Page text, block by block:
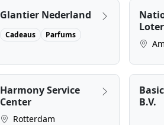
Glantier Nederland
Cadeaus Parfums
Harmony Service
Center
Rotterdam
B.V.